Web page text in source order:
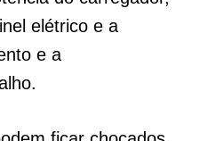
elétrico e a
e a